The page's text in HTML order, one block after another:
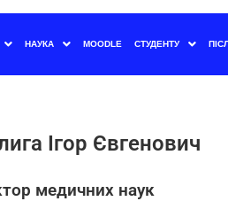
НАУКА MOODLE СТУДЕНТУ
Ігор Євгенович
медичних наук